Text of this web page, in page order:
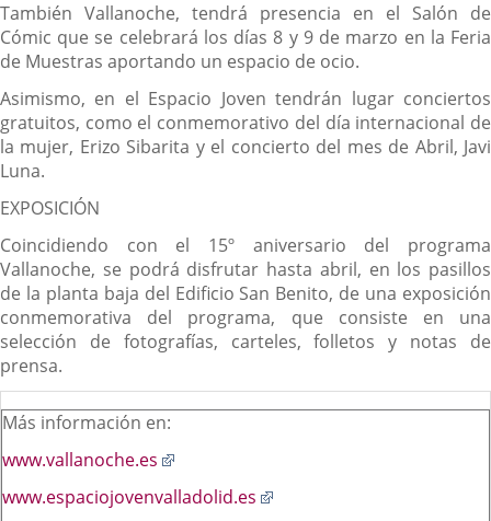
También Vallanoche, tendrá presencia en el Salón de
Cómic que se celebrará los días 8 y 9 de marzo en la Feria
de Muestras aportando un espacio de ocio.
Asimismo, en el Espacio Joven tendrán lugar conciertos
gratuitos, como el conmemorativo del día internacional de
la mujer, Erizo Sibarita y el concierto del mes de Abril, Javi
Luna.
EXPOSICIÓN
Coincidiendo con el 15º aniversario del programa
Vallanoche, se podrá disfrutar hasta abril, en los pasillos
de la planta baja del Edificio San Benito, de una exposición
conmemorativa del programa, que consiste en una
selección de fotografías, carteles, folletos y notas de
prensa.
Más información en:
www.vallanoche.es
una
www.espaciojovenvalladolid.es